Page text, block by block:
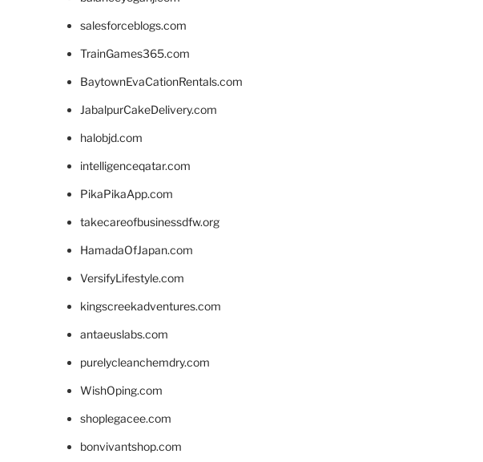
salesforceblogs.com
TrainGames365.com
BaytownEvaCationRentals.com
JabalpurCakeDelivery.com
halobjd.com
intelligenceqatar.com
PikaPikaApp.com
takecareofbusinessdfw.org
HamadaOfJapan.com
VersifyLifestyle.com
kingscreekadventures.com
antaeuslabs.com
purelycleanchemdry.com
WishOping.com
shoplegacee.com
bonvivantshop.com